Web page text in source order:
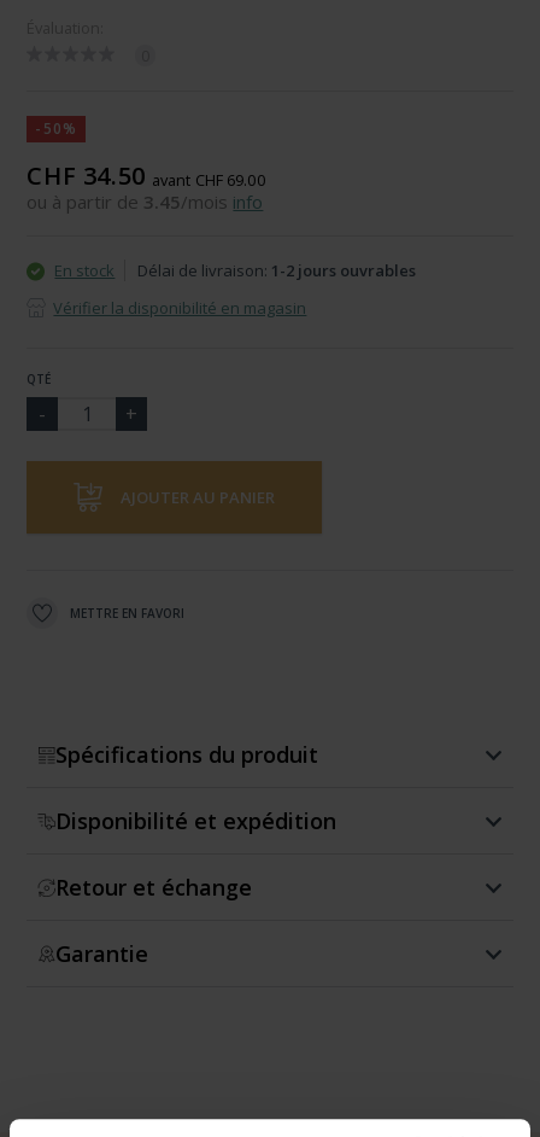
-50%
CHF 34.50 avant CHF 69.00
ou à partir de 3.45/mois info
En stock Délai de livraison: 1-2 jours ouvrables
Vérifier la disponibilité en magasin
QTÉ
AJOUTER AU PANIER
METTRE EN FAVORI
Spécifications du produit
Disponibilité et expédition
Retour et échange
Garantie